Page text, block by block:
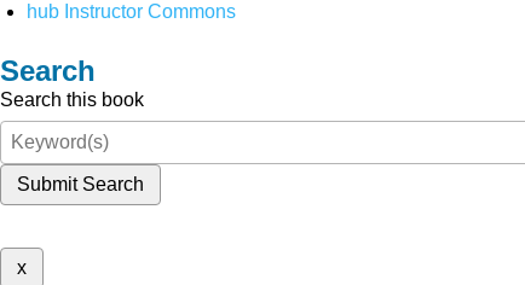
hub Instructor Commons
Search
Search this book
Submit Search
x